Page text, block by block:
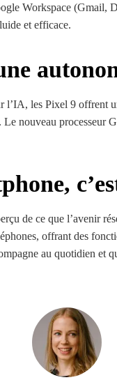
Workspace (Gmail,
et efficace.
l’IA, les Pixel 9 offrent
nouveau processeur
de ce que l’avenir
offrant des
au quotidien et